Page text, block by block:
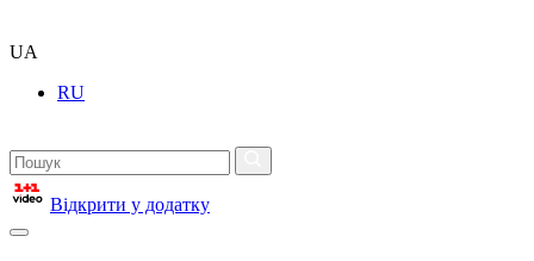
UA
RU
Відкрити у додатку